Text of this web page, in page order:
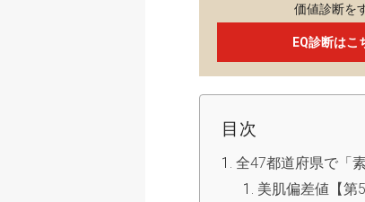
価値診断を
EQ診断はこ
目次
全47都道府県で「
美肌偏差値【第